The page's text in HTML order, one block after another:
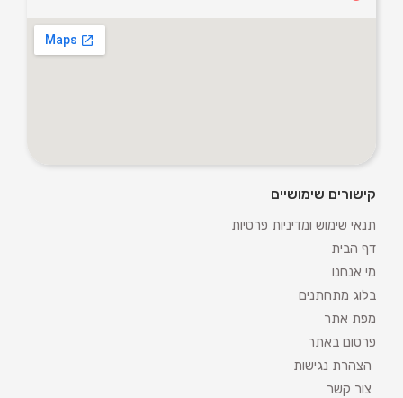
קישורים שימושיים
תנאי שימוש ומדיניות פרטיות
דף הבית
מי אנחנו
בלוג מתחתנים
מפת אתר
פרסום באתר
הצהרת נגישות
צור קשר